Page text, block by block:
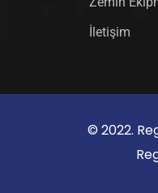
İletişim
© 2022.